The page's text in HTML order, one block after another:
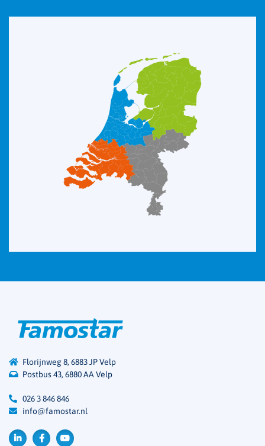
Florijnweg 8, 6883 JP Velp
Postbus 43, 6880 AA Velp
026 3 846 846
info@famostar.nl